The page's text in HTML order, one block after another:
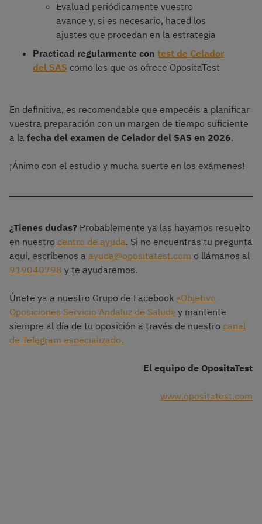
Evaluad periódicamente vuestro
avance y, si es necesario, haced los
ajustes que procedan en la estrategia
Practicad regularmente con test de Celador
del SAS como los que os ofrece OpositaTest
En definitiva, es recomendable que empecéis a planificar
vuestra preparación con un margen de tiempo suficiente
a la fecha del examen de Celador del SAS en 2026.
¡Ánimo con el estudio y mucha suerte en los exámenes!
¿Tienes dudas? Probablemente ya las hayamos resuelto
en nuestro centro de ayuda. Si no encuentras tu pregunta
aquí, escríbenos a ayuda@opositatest.com o llámanos al
919040798 y te ayudaremos.
Únete ya a nuestro Grupo de Facebook «Objetivo
Oposiciones Servicio Andaluz de Salud» y mantente
siempre al día de tu oposición a través de nuestro canal
de Telegram especializado.
El equipo de OpositaTest
www.opositatest.com